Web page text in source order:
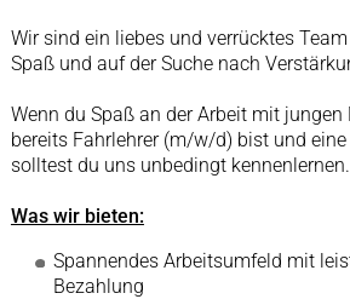
Wir sind ein liebes und verrücktes
Spaß und auf der Suche nach
Wenn du Spaß an der Arbeit mit jungen
bereits Fahrlehrer (m/w/d) bist und
solltest du uns unbedingt kennenlernen.
Was wir bieten:
Spannendes Arbeitsumfeld mit
Bezahlung